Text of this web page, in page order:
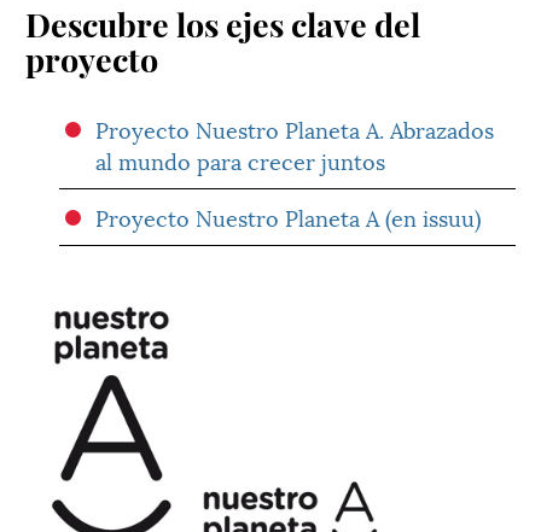
Descubre los ejes clave del
proyecto
Proyecto Nuestro Planeta A. Abrazados
al mundo para crecer juntos
Proyecto Nuestro Planeta A (en issuu)